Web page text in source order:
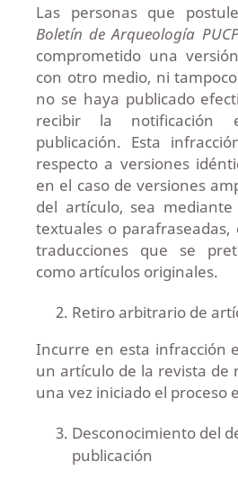
Las personas que
Boletín de Arqueología
comprometido una
con otro medio, ni
no se haya publicado
recibir la notificación
publicación. Esta
respecto a versiones
en el caso de versiones
del artículo, sea
textuales o parafraseadas,
traducciones que se
como artículos originales.
Retiro arbitrario de
Incurre en esta infracción
un artículo de la revista de
una vez iniciado el proceso
Desconocimiento del
publicación